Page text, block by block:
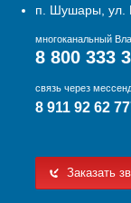
п. Шушары, ул.
многоканальный
8 800 333
связь через
8 911 92 62
Заказать